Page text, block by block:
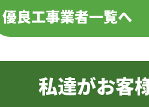
優良工事業者一覧へ
私達がお客